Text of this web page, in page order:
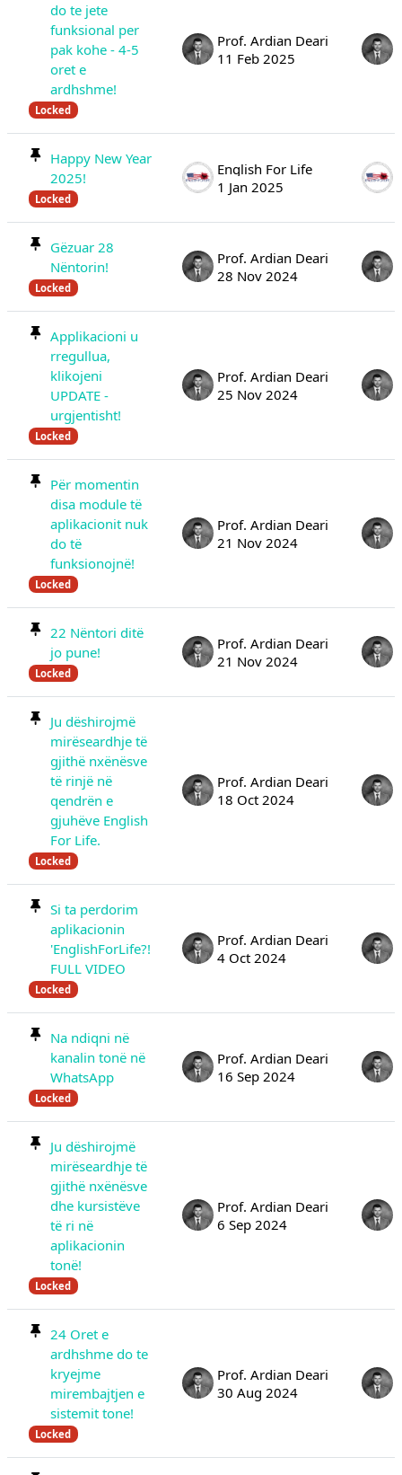
do te jete
funksional per
pak kohe - 4-5
oret e
ardhshme!
Locked
Prof. Ardian Deari
11 Feb 2025
Happy New Year
2025!
Locked
English For Life
1 Jan 2025
Gëzuar 28
Nëntorin!
Locked
Prof. Ardian Deari
28 Nov 2024
Applikacioni u
rregullua,
klikojeni
UPDATE -
urgjentisht!
Locked
Prof. Ardian Deari
25 Nov 2024
Për momentin
disa module të
aplikacionit nuk
do të
funksionojnë!
Locked
Prof. Ardian Deari
21 Nov 2024
22 Nëntori ditë
jo pune!
Locked
Prof. Ardian Deari
21 Nov 2024
Ju dëshirojmë
mirëseardhje të
gjithë nxënësve
të rinjë në
qendrën e
gjuhëve English
For Life.
Locked
Prof. Ardian Deari
18 Oct 2024
Si ta perdorim
aplikacionin
'EnglishForLife?!
FULL VIDEO
Locked
Prof. Ardian Deari
4 Oct 2024
Na ndiqni në
kanalin tonë në
WhatsApp
Locked
Prof. Ardian Deari
16 Sep 2024
Ju dëshirojmë
mirëseardhje të
gjithë nxënësve
dhe kursistëve
të ri në
aplikacionin
tonë!
Locked
Prof. Ardian Deari
6 Sep 2024
24 Oret e
ardhshme do te
kryejme
mirembajtjen e
sistemit tone!
Locked
Prof. Ardian Deari
30 Aug 2024